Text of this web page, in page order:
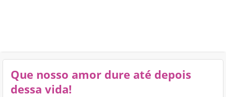
Que nosso amor dure até depois
dessa vida!